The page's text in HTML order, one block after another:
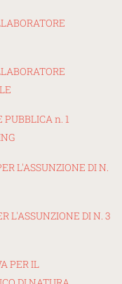
n. 1
L'ASSUNZIONE DI N.
L'ASSUNZIONE DI N. 3
PER IL